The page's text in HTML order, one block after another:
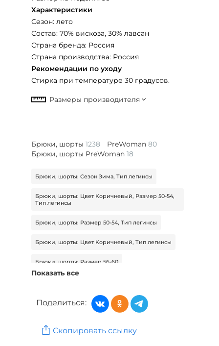
Характеристики
Сезон: лето
Состав: 70% вискоза, 30% лавсан
Страна бренда: Россия
Страна производства: Россия
Рекомендации по уходу
Стирка при температуре 30 градусов.
Брюки, шорты 1238 PreWoman 80
Брюки, шорты PreWoman 18
Брюки, шорты: Сезон Зима, Тип легинсы
Брюки, шорты: Цвет Коричневый, Размер 50-54,
Тип легинсы
Брюки, шорты: Размер 50-54, Тип легинсы
Брюки, шорты: Цвет Коричневый, Тип легинсы
Брюки, шорты: Размер 56-60
Брюки, шорты: Цвет Коричневый, Размер 56-60,
Сезон Зима
Женская одежда: Бренд Manhattan
Показать все
Поделиться:
Скопировать ссылку